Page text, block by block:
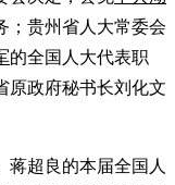
；贵州省人大常委会
的全国人大代表职
原政府秘书长刘化文
蒋超良的本届全国人